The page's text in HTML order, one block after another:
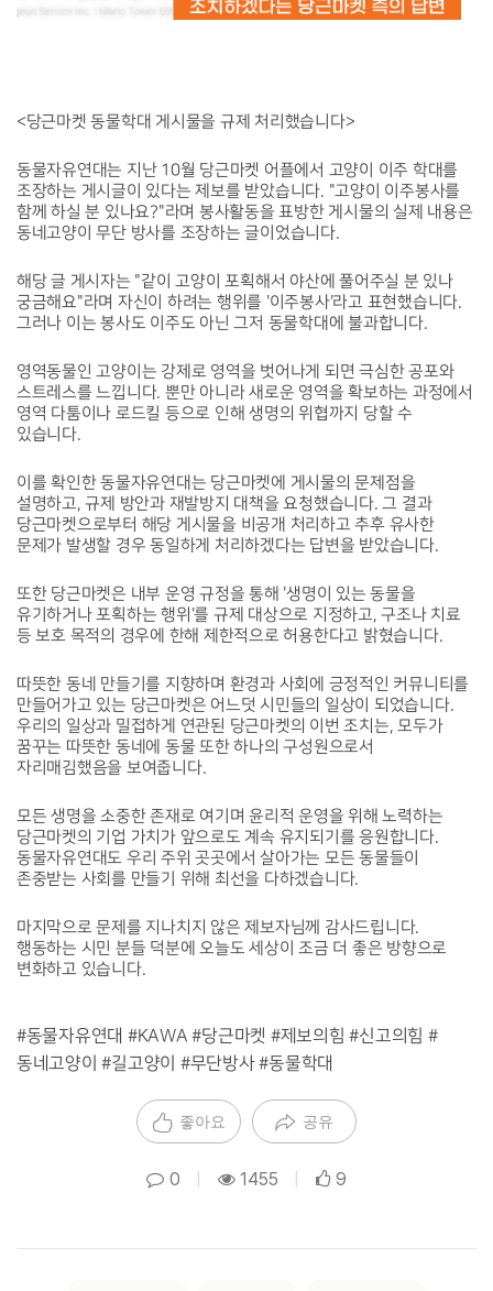
<당근마켓 동물학대 게시물을 규제 처리했습니다>
동물자유연대는 지난 10월 당근마켓 어플에서 고양이 이주 학대를
조장하는 게시글이 있다는 제보를 받았습니다. "고양이 이주봉사를
함께 하실 분 있나요?"라며 봉사활동을 표방한 게시물의 실제 내용은
동네고양이 무단 방사를 조장하는 글이었습니다.
해당 글 게시자는 "같이 고양이 포획해서 야산에 풀어주실 분 있나
궁금해요"라며 자신이 하려는 행위를 '이주봉사'라고 표현했습니다.
그러나 이는 봉사도 이주도 아닌 그저 동물학대에 불과합니다.
영역동물인 고양이는 강제로 영역을 벗어나게 되면 극심한 공포와
스트레스를 느낍니다. 뿐만 아니라 새로운 영역을 확보하는 과정에서
영역 다툼이나 로드킬 등으로 인해 생명의 위협까지 당할 수
있습니다.
이를 확인한 동물자유연대는 당근마켓에 게시물의 문제점을
설명하고, 규제 방안과 재발방지 대책을 요청했습니다. 그 결과
당근마켓으로부터 해당 게시물을 비공개 처리하고 추후 유사한
문제가 발생할 경우 동일하게 처리하겠다는 답변을 받았습니다.
또한 당근마켓은 내부 운영 규정을 통해 '생명이 있는 동물을
유기하거나 포획하는 행위'를 규제 대상으로 지정하고, 구조나 치료
등 보호 목적의 경우에 한해 제한적으로 허용한다고 밝혔습니다.
따뜻한 동네 만들기를 지향하며 환경과 사회에 긍정적인 커뮤니티를
만들어가고 있는 당근마켓은 어느덧 시민들의 일상이 되었습니다.
우리의 일상과 밀접하게 연관된 당근마켓의 이번 조치는, 모두가
꿈꾸는 따뜻한 동네에 동물 또한 하나의 구성원으로서
자리매김했음을 보여줍니다.
모든 생명을 소중한 존재로 여기며 윤리적 운영을 위해 노력하는
당근마켓의 기업 가치가 앞으로도 계속 유지되기를 응원합니다.
동물자유연대도 우리 주위 곳곳에서 살아가는 모든 동물들이
존중받는 사회를 만들기 위해 최선을 다하겠습니다.
마지막으로 문제를 지나치지 않은 제보자님께 감사드립니다.
행동하는 시민 분들 덕분에 오늘도 세상이 조금 더 좋은 방향으로
변화하고 있습니다.
#동물자유연대 #KAWA #당근마켓 #제보의힘 #신고의힘 #
동네고양이 #길고양이 #무단방사 #동물학대
좋아요 공유
0 1455 9